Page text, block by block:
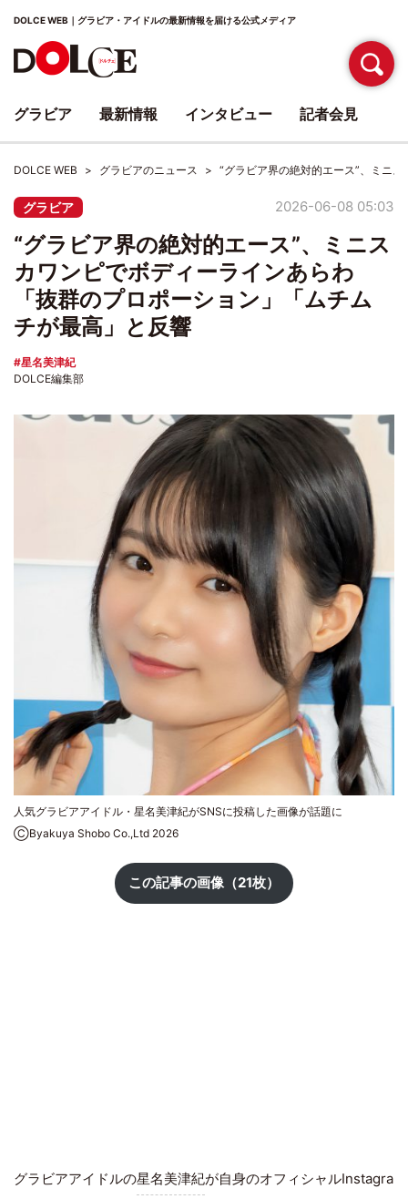
DOLCE WEB｜グラビア・アイドルの最新情報を届ける公式メディア
DOLCE WEB グラビアのニュース “グラビア界の絶対的エース”、ミニ
グラビア 2026-06-08 05:03
“グラビア界の絶対的エース”、ミニス
カワンピでボディーラインあらわ
「抜群のプロポーション」「ムチム
チが最高」と反響
星名美津紀
DOLCE編集部
人気グラビアアイドル・星名美津紀がSNSに投稿した画像が話題に
ⒸByakuya Shobo Co.,Ltd 2026
この記事の画像（21枚）
グラビアアイドルの星名美津紀が自身のオフィシャルInstagra
グラビア 最新情報 インタビュー 記者会見